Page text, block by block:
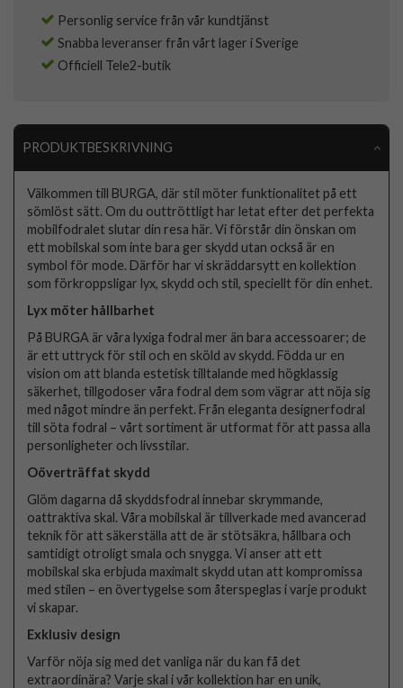
Personlig service från vår kundtjänst
Snabba leveranser från vårt lager i Sverige
Officiell Tele2-butik
PRODUKTBESKRIVNING
Välkommen till BURGA, där stil möter funktionalitet på ett
sömlöst sätt. Om du outtröttligt har letat efter det perfekta
mobilfodralet slutar din resa här. Vi förstår din önskan om
ett mobilskal som inte bara ger skydd utan också är en
symbol för mode. Därför har vi skräddarsytt en kollektion
som förkroppsligar lyx, skydd och stil, speciellt för din enhet.
Lyx möter hållbarhet
På BURGA är våra lyxiga fodral mer än bara accessoarer; de
är ett uttryck för stil och en sköld av skydd. Födda ur en
vision om att blanda estetisk tilltalande med högklassig
säkerhet, tillgodoser våra fodral dem som vägrar att nöja sig
med något mindre än perfekt. Från eleganta designerfodral
till söta fodral – vårt sortiment är utformat för att passa alla
personligheter och livsstilar.
Oöverträffat skydd
Glöm dagarna då skyddsfodral innebar skrymmande,
oattraktiva skal. Våra mobilskal är tillverkade med avancerad
teknik för att säkerställa att de är stötsäkra, hållbara och
samtidigt otroligt smala och snygga. Vi anser att ett
mobilskal ska erbjuda maximalt skydd utan att kompromissa
med stilen – en övertygelse som återspeglas i varje produkt
vi skapar.
Exklusiv design
Varför nöja sig med det vanliga när du kan få det
extraordinära? Varje skal i vår kollektion har en unik,